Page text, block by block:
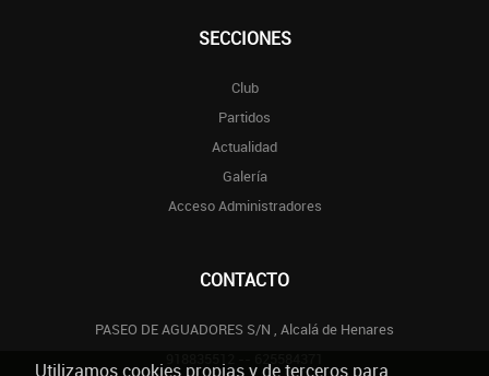
SECCIONES
Club
Partidos
Actualidad
Galería
Acceso Administradores
CONTACTO
PASEO DE AGUADORES S/N , Alcalá de Henares
Utilizamos cookies propias y de terceros para